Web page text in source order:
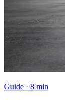
Guide · 8 min